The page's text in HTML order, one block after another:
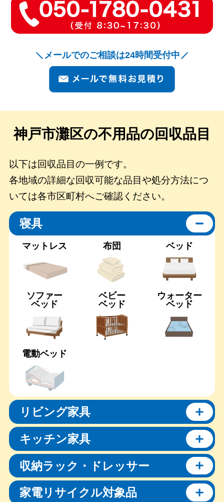
メールでのご相談は24時間受付中
神戸市灘区の不用品の回収品目
以下は回収品目の一例です。
各地域の詳細な回収可能な品目や処分方法につ
いては各市区町村へご確認ください。
寝具
マットレス 布団 ベッド
ソファー
ベッド
ベビー
ベッド
ウォーター
ベッド
電動ベッド
リビング家具
キッチン家具
収納ラック・ドレッサー
家電リサイクル対象品